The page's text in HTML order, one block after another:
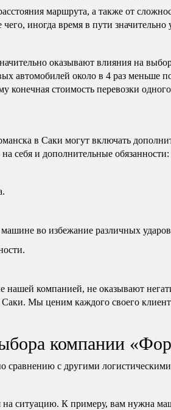
маршрута, а также от
чего, иногда время в пути значительно
оказывают влияния на
автомобилей около в 4 раз меньше
конечная стоимость перевозки
в Саки могут включать
себя и дополнительные обязанности:
во избежание различных
компанией, не оказывают
Саки. Мы ценим каждого своего
компании
с другими
на ситуацию. К примеру, вам нужна